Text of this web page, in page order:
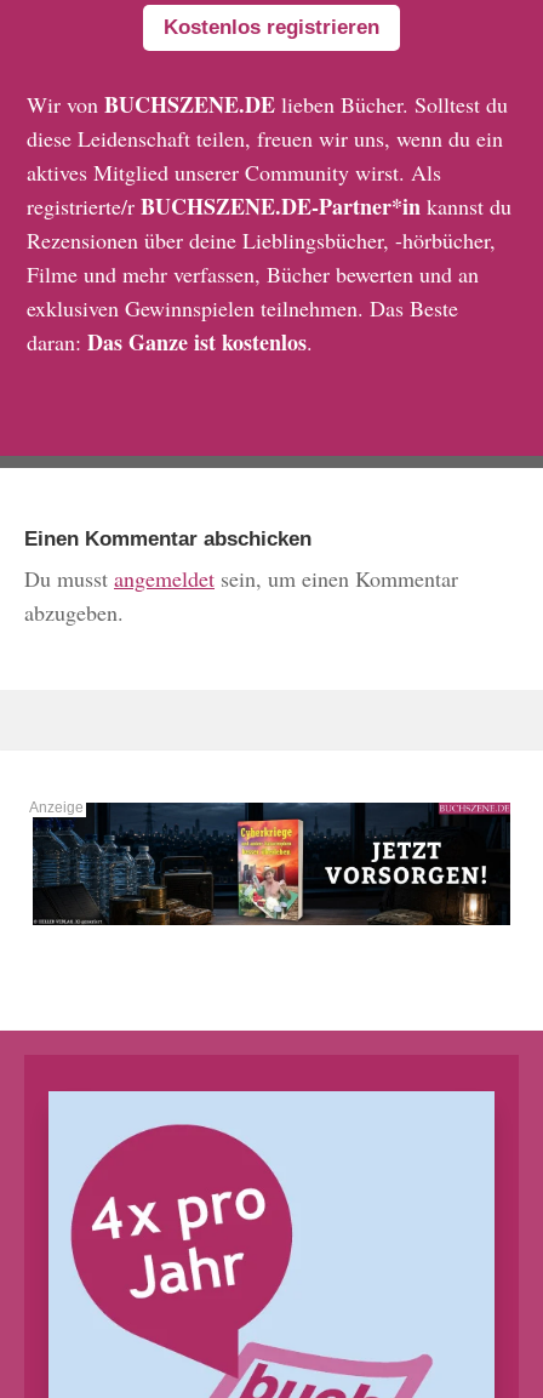
Kostenlos registrieren
Wir vonBUCHSZENE.DE lieben Bücher. Solltest du
diese Leidenschaft teilen, freuen wir uns, wenn du ein
aktives Mitglied unserer Community wirst. Als
registrierte/rBUCHSZENE.DE-Partner*in kannst du
Rezensionen über deine Lieblingsbücher, -hörbücher,
Filme und mehr verfassen, Bücher bewerten und an
exklusiven Gewinnspielen teilnehmen. Das Beste
daran:Das Ganze ist kostenlos.
Einen Kommentar abschicken
Du musst angemeldet sein, um einen Kommentar
abzugeben.